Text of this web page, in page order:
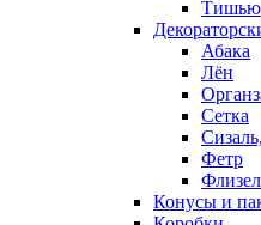
Тишью
Абака
Лён
Сетка
Фетр
Конусы и